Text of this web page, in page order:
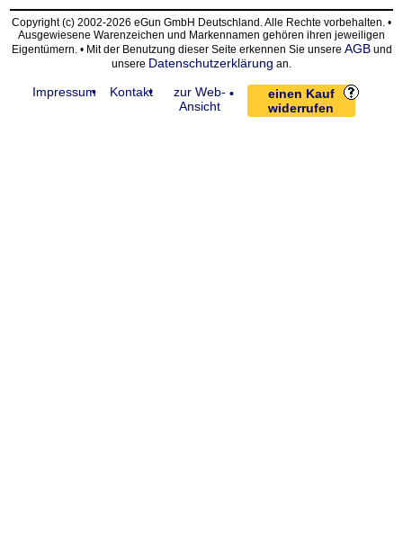
Copyright (c) 2002-2026 eGun GmbH Deutschland. Alle Rechte vorbehalten. •
Ausgewiesene Warenzeichen und Markennamen gehören ihren jeweiligen
Eigentümern. • Mit der Benutzung dieser Seite erkennen Sie unsere AGBund
unsere Datenschutzerklärung an.
Impressum Kontakt
zur Web-
Ansicht
einen Kauf
widerrufen